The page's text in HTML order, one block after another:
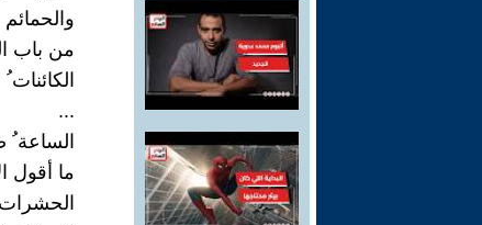
من باب
الكائنات
...
الساعة
ما أقول